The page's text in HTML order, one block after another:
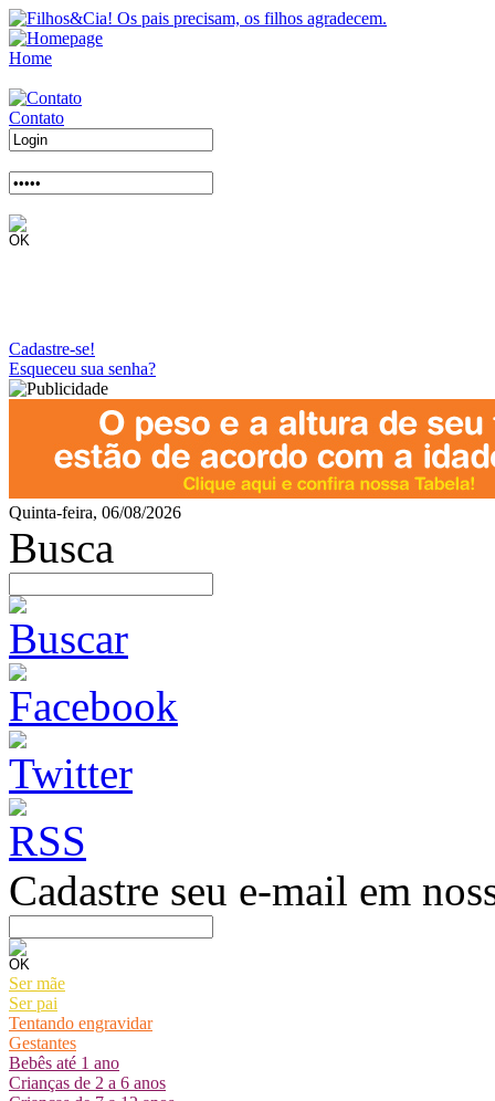
Home
Contato
Cadastre-se!
Esqueceu sua senha?
Quinta-feira, 06/08/2026
Busca
Cadastre seu e-mail em
Ser mãe
Ser pai
Tentando engravidar
Gestantes
Bebês até 1 ano
Crianças de 2 a 6 anos